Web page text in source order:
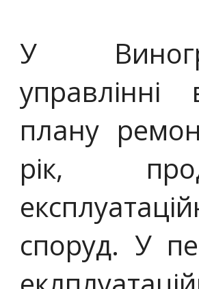
У
управлінні
плану
рік,
споруд. У